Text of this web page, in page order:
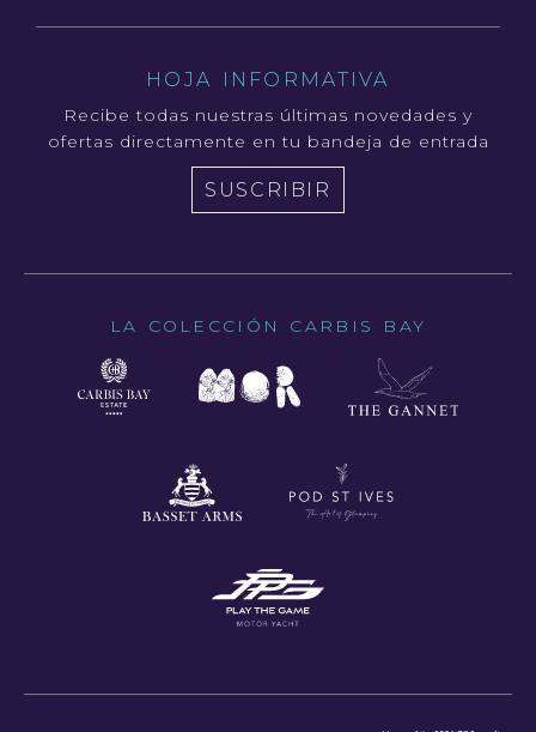
HOJA INFORMATIVA
Recibe todas nuestras últimas novedades y
ofertas directamente en tu bandeja de entrada
SUSCRIBIR
LA COLECCIÓN CARBIS BAY